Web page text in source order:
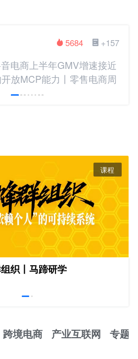
+157
5684
电商上半年GMV增速接近
放MCP能力丨零售电商周
课程
织丨马蹄研学
跨境电商 产业互联网 专题